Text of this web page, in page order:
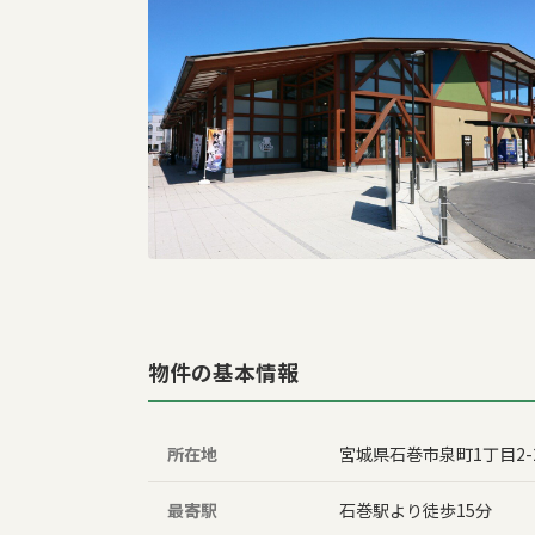
物件の基本情報
所在地 宮城県石巻市泉町1丁目
最寄駅 石巻駅より徒歩15分